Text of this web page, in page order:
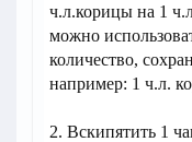
ч.л.корицы на 1
можно
количество,
например: 1 ч.л.
2. Вскипятить 1